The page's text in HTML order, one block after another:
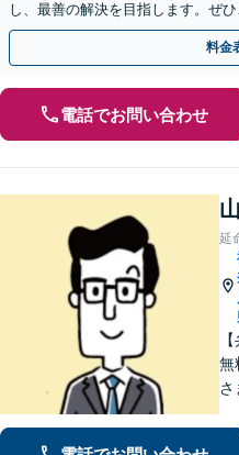
し、最善の解決を目指します。ぜ
談可】【ビデオ面談可】【銀座駅1
料金
電話でお問い合わせ
延
無
さ